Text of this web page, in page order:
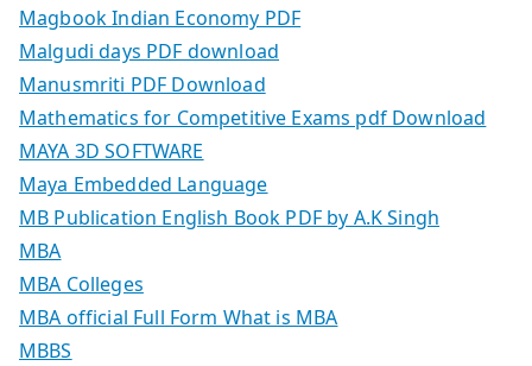
Magbook Indian Economy PDF
Malgudi days PDF download
Manusmriti PDF Download
Mathematics for Competitive Exams pdf Download
MAYA 3D SOFTWARE
Maya Embedded Language
MB Publication English Book PDF by A.K Singh
MBA
MBA Colleges
MBA official Full Form What is MBA
MBBS